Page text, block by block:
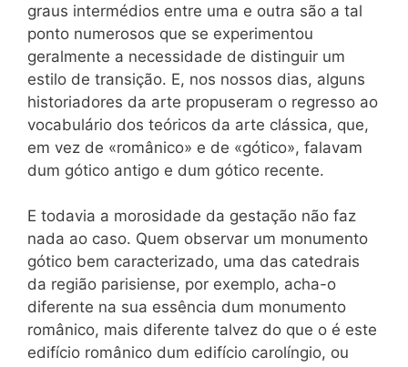
graus intermédios entre uma e outra são a tal
ponto numerosos que se experimentou
geralmente a necessidade de distinguir um
estilo de transição. E, nos nossos dias, alguns
historiadores da arte propuseram o regresso ao
vocabulário dos teóricos da arte clássica, que,
em vez de «românico» e de «gótico», falavam
dum gótico antigo e dum gótico recente.
E todavia a morosidade da gestação não faz
nada ao caso. Quem observar um monumento
gótico bem caracterizado, uma das catedrais
da região parisiense, por exemplo, acha-o
diferente na sua essência dum monumento
românico, mais diferente talvez do que o é este
edifício românico dum edifício carolíngio, ou